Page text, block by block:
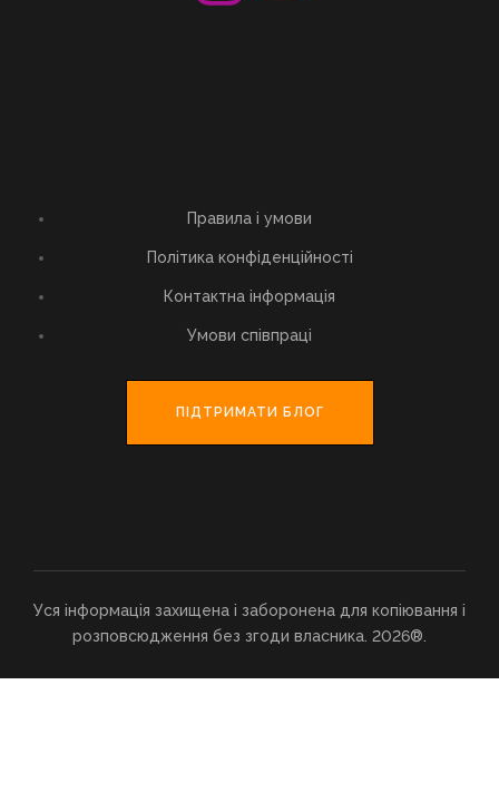
Правила і умови
Політика конфіденційності
Контактна інформація
Умови співпраці
ПІДТРИМАТИ БЛОГ
Уся інформація захищена і заборонена для копіювання і
розповсюдження без згоди власника. 2026®.